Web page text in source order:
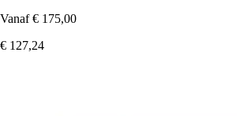
Vanaf € 175,00
€ 127,24